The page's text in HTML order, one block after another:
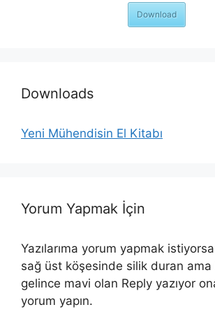
Download
Downloads
Yeni Mühendisin El Kitabı
Yorum Yapmak İçin
Yazılarıma yorum yapmak
sağ üst köşesinde silik duran ama
gelince mavi olan Reply yazıyor
yorum yapın.